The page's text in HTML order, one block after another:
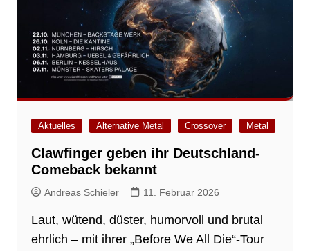
Aktuelles Alternative Metal Crossover Metal
Clawfinger geben ihr Deutschland-
Comeback bekannt
Andreas Schieler 11. Februar 2026
Laut, wütend, düster, humorvoll und brutal
ehrlich – mit ihrer „Before We All Die“-Tour